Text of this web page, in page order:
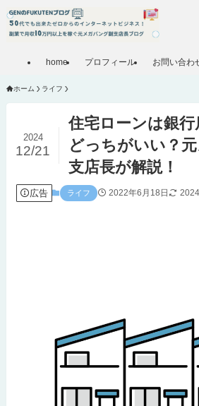
home プロフィール お問い合わ
ホーム ライフ
住宅ローンは銀行
どっちがいい？
支店長が解説！
2024
12/21
広告 ライフ 2022年6月18日